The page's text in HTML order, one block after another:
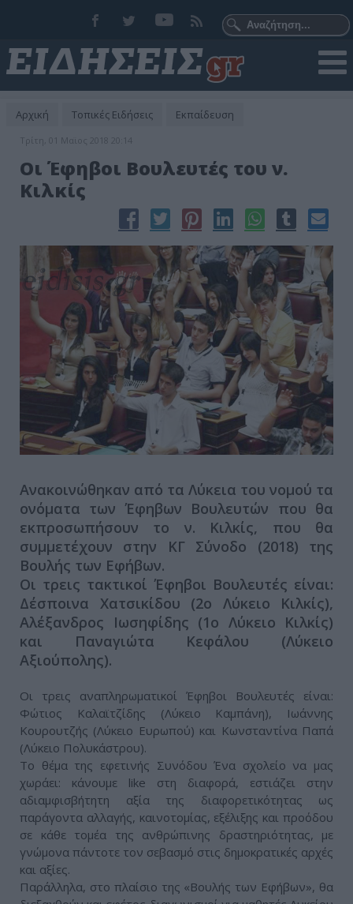
Αρχική Τοπικές Ειδήσεις Εκπαίδευση
Τρίτη, 01 Μαϊος 2018 20:14
Οι Έφηβοι Βουλευτές του ν.
Κιλκίς
Ανακοινώθηκαν από τα Λύκεια του νομού τα
ονόματα των Έφηβων Βουλευτών που θα
εκπροσωπήσουν το ν. Κιλκίς, που θα
συμμετέχουν στην ΚΓ Σύνοδο (2018) της
Βουλής των Εφήβων.
Οι τρεις τακτικοί Έφηβοι Βουλευτές είναι:
Δέσποινα Χατσικίδου (2ο Λύκειο Κιλκίς),
Αλέξανδρος Ιωσηφίδης (1ο Λύκειο Κιλκίς)
και Παναγιώτα Κεφάλου (Λύκειο
Αξιούπολης).
Οι τρεις αναπληρωματικοί Έφηβοι Βουλευτές είναι:
Φώτιος Καλαϊτζίδης (Λύκειο Καμπάνη), Ιωάννης
Κουρουτζής (Λύκειο Ευρωπού) και Κωνσταντίνα Παπά
(Λύκειο Πολυκάστρου).
Το θέμα της εφετινής Συνόδου Ένα σχολείο να μας
χωράει: κάνουμε like στη διαφορά, εστιάζει στην
αδιαμφισβήτητη αξία της διαφορετικότητας ως
παράγοντα αλλαγής, καινοτομίας, εξέλιξης και προόδου
σε κάθε τομέα της ανθρώπινης δραστηριότητας, με
γνώμονα πάντοτε τον σεβασμό στις δημοκρατικές αρχές
και αξίες.
Παράλληλα, στο πλαίσιο της «Βουλής των Εφήβων», θα